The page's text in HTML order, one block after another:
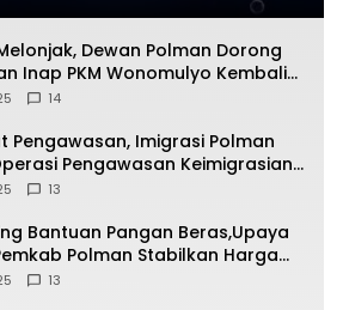
Dewan Polman Dorong
Inap PKM Wonomulyo Kembali
14
Pengawasan, Imigrasi Polman
Pengawasan Keimigrasian
Serentak disemua Daerah
13
Bantuan Pangan Beras,Upaya
Polman Stabilkan Harga
13